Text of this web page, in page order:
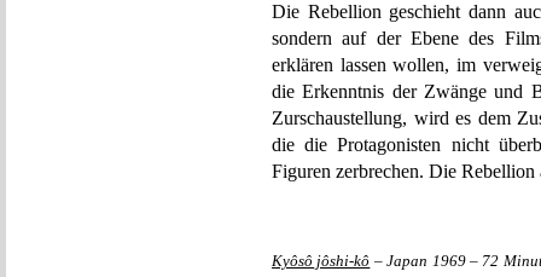
Die Rebellion geschieht dann
sondern auf der Ebene des
erklären lassen wollen, im
die Erkenntnis der Zwänge und
Zurschaustellung, wird es dem
die die Protagonisten nicht
Figuren zerbrechen. Die
Kyôsô jôshi-kô – Japan 1969 – 72